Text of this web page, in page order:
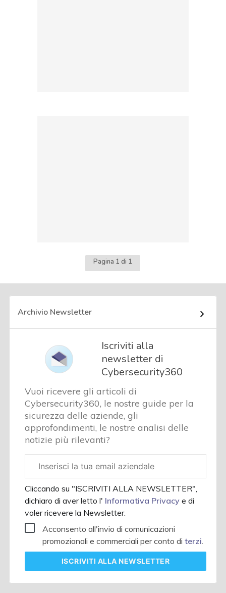
Pagina 1 di 1
Archivio Newsletter
Iscriviti alla
newsletter di
Cybersecurity360
Vuoi ricevere gli articoli di
Cybersecurity360, le nostre guide per la
sicurezza delle aziende, gli
approfondimenti, le nostre analisi delle
notizie più rilevanti?
aziendale
Cliccando su "ISCRIVITI ALLA NEWSLETTER",
dichiaro di aver letto l' Informativa Privacye di
voler ricevere la Newsletter.
Acconsento all'invio di comunicazioni
promozionali e commerciali per conto diterzi.
ISCRIVITI ALLA NEWSLETTER